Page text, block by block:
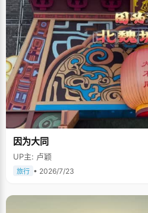
因为大同
UP主: 卢颖
旅行 • 2026/7/23